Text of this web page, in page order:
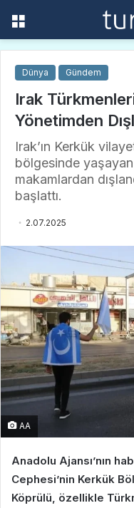
Dünya Gündem
Irak
Yönetimden
Irak’ın Kerkük
bölgesinde
makamlardan
başlattı.
2.07.2025
AA
Anadolu Ajansı’nın
Cephesi’nin Kerkük
Köprülü, özellikle